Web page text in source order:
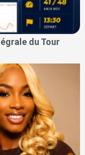
du Tour